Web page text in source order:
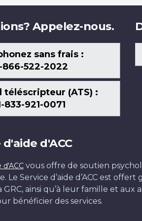
Appelez-nous.
sans frais :
866-522-2022
téléscripteur (ATS) :
833-921-0071
d'ACC
d'ACC vous offre de soutien
Le Service d’aide d’ACC est
ainsi qu’à leur famille et aux
bénéficier des services.